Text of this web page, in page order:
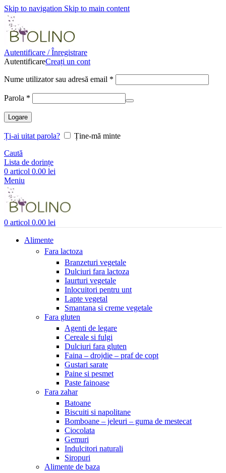
Skip to navigation Skip to main content
Autentificare / Înregistrare
AutentificareCreați un cont
Nume utilizator sau adresă email *
Parola *
Logare
Ți-ai uitat parola?
Ține-mă minte
Caută
Lista de dorințe
0 articol 0.00 lei
Meniu
0 articol 0.00 lei
Alimente
Fara lactoza
Branzeturi vegetale
Dulciuri fara lactoza
Iaurturi vegetale
Inlocuitori pentru unt
Lapte vegetal
Smantana si creme vegetale
Fara gluten
Agenti de legare
Cereale si fulgi
Dulciuri fara gluten
Faina – drojdie – praf de copt
Gustari sarate
Paine si pesmet
Paste fainoase
Fara zahar
Batoane
Biscuiti si napolitane
Bomboane – jeleuri – guma de mestecat
Ciocolata
Gemuri
Indulcitori naturali
Siropuri
Alimente de baza